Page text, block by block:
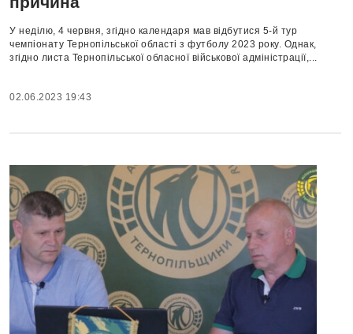
У неділю, 4 червня, згідно календаря мав відбутися 5-й тур
чемпіонату Тернопільської області з футболу 2023 року. Однак,
згідно листа Тернопільської обласної військової адміністрації,...
02.06.2023 19:43